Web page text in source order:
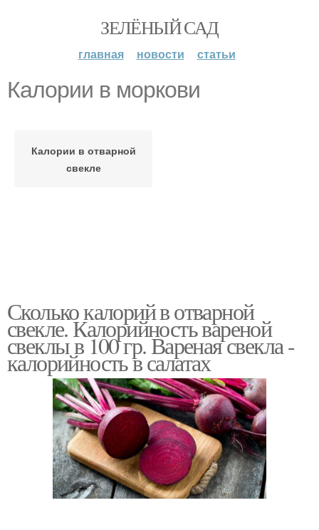
ЗЕЛЁНЫЙ САД
главная новости статьи
Калории в моркови
Калории в отварной
свекле
Сколько калорий в отварной
свекле. Калорийность вареной
свеклы в 100 гр. Вареная свекла -
калорийность в салатах